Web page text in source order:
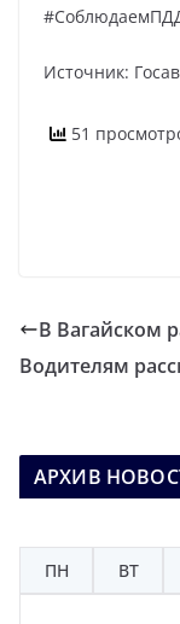
Источник:
51
В Вагайском
Водителям
АРХИВ
ПН
ВТ